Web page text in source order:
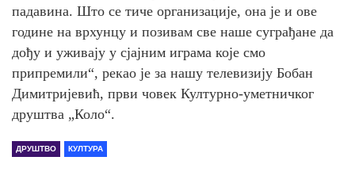
падавина. Што се тиче организације, она је и ове
године на врхунцу и позивам све наше суграђане да
дођу и уживају у сјајним играма које смо
припремили“, рекао је за нашу телевизију Бобан
Димитријевић, први човек Културно-уметничког
друштва „Коло“.
ДРУШТВО КУЛТУРА